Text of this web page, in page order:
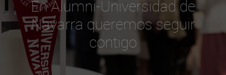
En Alumni-Universidad de
Navarra queremos seguir
contigo